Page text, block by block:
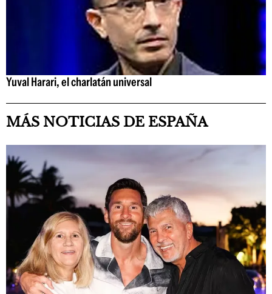
Yuval Harari, el charlatán universal
MÁS NOTICIAS DE ESPAÑA